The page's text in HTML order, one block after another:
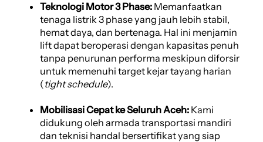
Teknologi Motor 3 Phase: Memanfaatkan
tenaga listrik 3 phase yang jauh lebih stabil,
hemat daya, dan bertenaga. Hal ini menjamin
lift dapat beroperasi dengan kapasitas penuh
tanpa penurunan performa meskipun diforsir
untuk memenuhi target kejar tayang harian
(tight schedule).
Mobilisasi Cepat ke Seluruh Aceh: Kami
didukung oleh armada transportasi mandiri
dan teknisi handal bersertifikat yang siap